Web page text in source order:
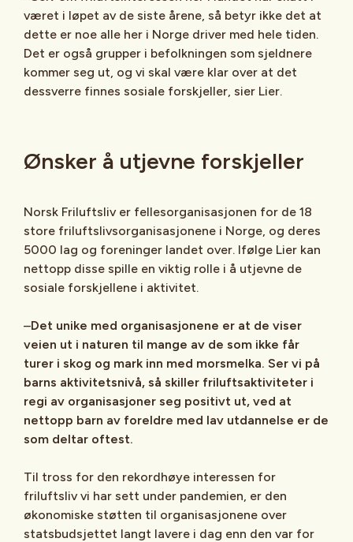
været i løpet av de siste årene, så betyr ikke det at
dette er noe alle her i Norge driver med hele tiden.
Det er også grupper i befolkningen som sjeldnere
kommer seg ut, og vi skal være klar over at det
dessverre finnes sosiale forskjeller, sier Lier.
Ønsker å utjevne forskjeller
Norsk Friluftsliv er fellesorganisasjonen for de 18
store friluftslivsorganisasjonene i Norge, og deres
5000 lag og foreninger landet over. Ifølge Lier kan
nettopp disse spille en viktig rolle i å utjevne de
sosiale forskjellene i aktivitet.
–Det unike med organisasjonene er at de viser
veien ut i naturen til mange av de som ikke får
turer i skog og mark inn med morsmelka. Ser vi på
barns aktivitetsnivå, så skiller friluftsaktiviteter i
regi av organisasjoner seg positivt ut, ved at
nettopp barn av foreldre med lav utdannelse er de
som deltar oftest.
Til tross for den rekordhøye interessen for
friluftsliv vi har sett under pandemien, er den
økonomiske støtten til organisasjonene over
statsbudsjettet langt lavere i dag enn den var for